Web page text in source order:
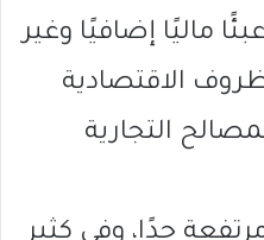
ماليًا إضافيًا وغير
الاقتصادية
التجارية
جدًا، وفي كثير